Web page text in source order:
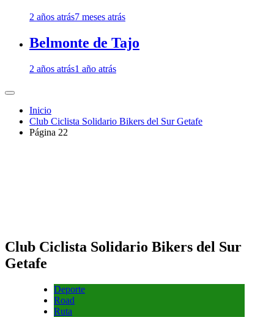
2 años atrás7 meses atrás
Belmonte de Tajo
2 años atrás1 año atrás
Inicio
Club Ciclista Solidario Bikers del Sur Getafe
Página 22
Club Ciclista Solidario Bikers del Sur
Getafe
Deporte
Road
Ruta